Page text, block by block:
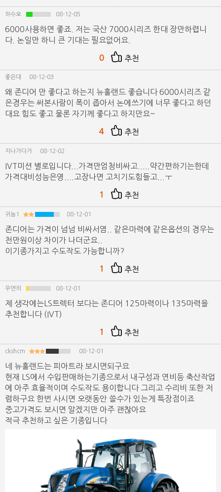
하수오 08-12-05
6000사용하면 좋죠. 저는 국산 7000시리즈 한대 장만하렵니
다. 논일만 하니 큰 기대는 필요없어요.
0 추천
좋은대 08-12-03
왜 존디어 만 좋다고 하는지 뉴홀랜드 좋습니다 6000시리즈 같
은경우는 써본사람이 폭이 좁아서 논에쓰기에 너무 좋다고 하던
대요 힘도 좋고 물론 자기께 좋다고 하지만요~
4 추천
지나가다가 08-12-02
IVT미션 별로입니다...가격만엄청비싸고.....약간편하기는한데
가격대비성능은영....고장나면 고치기도힘들고...ㅜ
1 추천
귀농1 08-12-01
존디어는 가격이 넘넘 비싸서염.. 같은마력에 같은옵션의 경우는
천만원이상 차이가 나더군요..
이기종가지고 수도작도 가능합니까?
1 추천
우연히 08-12-01
제 생각에는LS트렉터 보다는 존디어 125마력이나 135마력을
추천합니다 (IVT)
1 추천
ckshcm 08-12-01
네 뉴홀랜드는 피아트라 보시면되구요
현재 LS에서 수입판매하는기종으로서 내구성과 연비등 축산작업
에 아주 효율적이며 수도작도 용이합니다 그리고 수리비 또한 저
렴하구요 한번 사시면 오랫동안 쓸수가 있는게 특장점이죠
중고가격도 보시면 알겠지만 아주 괜찮아요
적극 추천하고 싶은 기종입니다